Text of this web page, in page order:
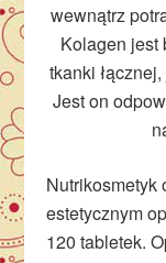
wewnątrz
Kolagen jest
tkanki
Jest on
Nutrikosmetyk
estetycznym
120 tabletek.